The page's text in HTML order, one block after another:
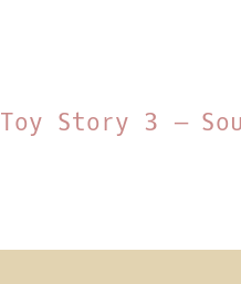
Toy Story 3 –